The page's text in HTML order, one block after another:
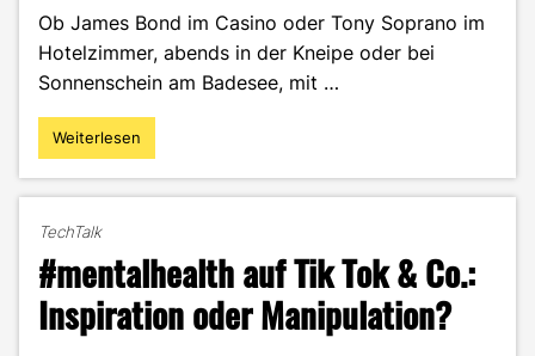
Ob James Bond im Casino oder Tony Soprano im
Hotelzimmer, abends in der Kneipe oder bei
Sonnenschein am Badesee, mit …
"Bube,
Dame,
–
Warum
Kartenspiele
mehr
Weiterlesen
TechTalk
#mentalhealth auf Tik Tok & Co.:
Inspiration oder Manipulation?